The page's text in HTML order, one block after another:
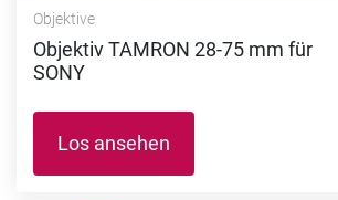
Objektive
Objektiv TAMRON 28-75 mm für
SONY
Los ansehen